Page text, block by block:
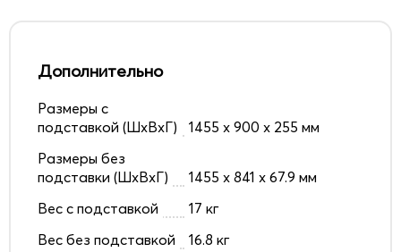
Дополнительно
Размеры с
подставкой (ШxВxГ)
1455 x 900 x 255 мм
Размеры без
подставки (ШxВxГ)
1455 x 841 x 67.9 мм
Вес с подставкой
17 кг
Вес без подставкой
16.8 кг